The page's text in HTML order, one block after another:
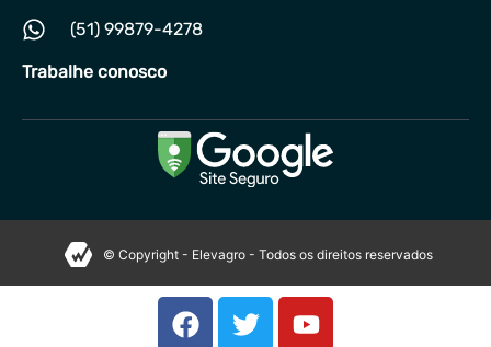
(51) 99879-4278
Trabalhe conosco
© Copyright - Elevagro - Todos os direitos reservados